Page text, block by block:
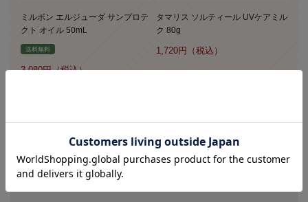
ミルボン エルジューダ サンプロテ
クト オイル 50mL
送料無料
3,080
タマリス ソルティール UVケアミル
ク 80g
1,720